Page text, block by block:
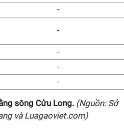
-
-
-
-
-
sông Cửu Long. (Nguồn: Sở
và Luagaoviet.com)